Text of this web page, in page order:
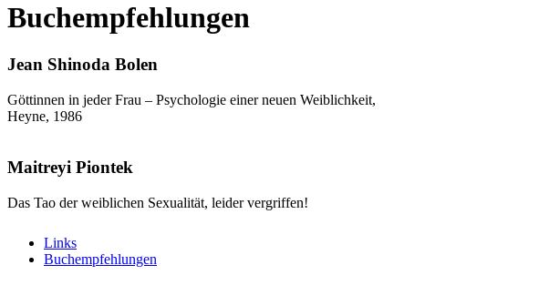
Buchempfehlungen
Jean Shinoda Bolen
Göttinnen in jeder Frau – Psychologie einer neuen Weiblichkeit,
Heyne, 1986
Maitreyi Piontek
Das Tao der weiblichen Sexualität, leider vergriffen!
Paul Rebillot
Links
Buchempfehlungen